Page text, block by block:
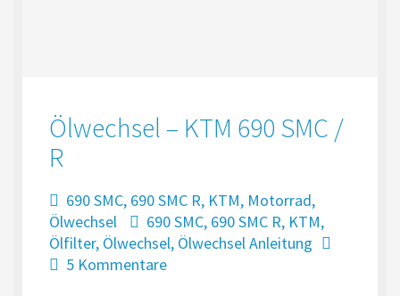
Ölwechsel – KTM 690 SMC /
R
690 SMC, 690 SMC R, KTM, Motorrad,
Ölwechsel
690 SMC, 690 SMC R, KTM,
Ölfilter, Ölwechsel, Ölwechsel Anleitung
5 Kommentare